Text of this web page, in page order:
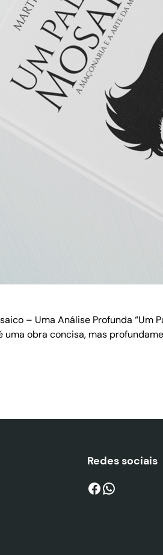
– Uma Análise Profunda
uma obra concisa, mas
Redes sociais
Facebook WhatsApp